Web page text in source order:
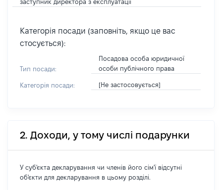
заступник директора з експлуатації
Категорія посади (заповніть, якщо це вас
стосується):
Тип посади:
Посадова особа юридичної
особи публічного права
Категорія посади: [Не застосовується]
2. Доходи, у тому числі подарунки
У суб'єкта декларування чи членів його сім'ї відсутні
об'єкти для декларування в цьому розділі.